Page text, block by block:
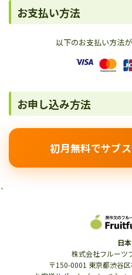
お支払い方法
以下のお支払い方法
お申し込み方法
初月無料でサブ
`
日
株式会社フルーツ
〒150-0001 東京都渋谷